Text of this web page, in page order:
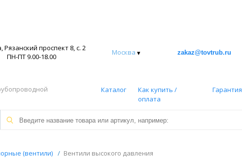
Рязанский проспект 8, с. 2
ПН-ПТ 9.00-18.00
Москва ▾ zakaz@tovtrub.ru
Каталог
Как купить /
оплата
Гарантия
(вентили) / Вентили высокого давления